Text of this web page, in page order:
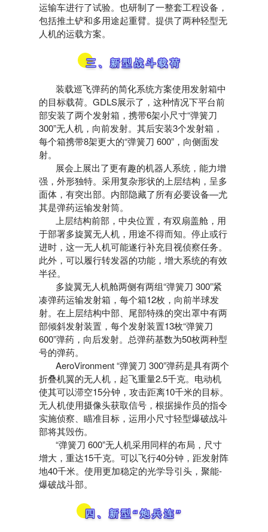
运输车进行了试验。也研制了一整套工程设备，
包括推土铲和多用途起重臂。提供了两种轻型无
人机的运载方案。
三、新型战斗载荷
装载巡飞弹药的简化系统方案使用发射箱中
的目标载荷。GDLS展示了，这种情况下平台前
部安装了两个发射箱，携带6架小尺寸“弹簧刀
300”无人机，向前发射。其后安装3个发射箱，
每个箱携带8架更大的“弹簧刀 600”，向侧面发
射。
展会上展出了更有趣的机器人系统，能力增
强，外形独特。采用复杂形状的上层结构，呈多
面体，有突出部。内部隐藏了所有必要设备—尤
其是弹药运输发射筒。
上层结构前部，中央位置，有双扇盖舱，用
于部署多旋翼无人机，用途不得而知。停止或行
进时，这一无人机可能遂行补充目视侦察任务。
此外，可以履行转发器的功能，增大系统的有效
半径。
多旋翼无人机舱两侧有两组“弹簧刀 300”紧
凑弹药运输发射箱，每个箱12枚，向前半球发
射。在上层结构中部、尾部特殊的突出罩中有两
部倾斜发射装置，每个发射装置13枚“弹簧刀
600”弹药，向后发射。总弹药基数为50枚两种型
号的弹药。
AeroVironment “弹簧刀 300”弹药是具有两个
折叠机翼的无人机，起飞重量2.5千克。电动机
使其可以滞空15分钟，攻击距离10千米的目标。
无人机使用摄像头获取信号，根据操作员的指令
实施侦察、瞄准目标，运用小尺寸轻型爆破战斗
部将其毁伤。
“弹簧刀 600”无人机采用同样的布局，尺寸
增大，重达15千克。可以飞行40分钟，距发射阵
地40千米。使用更加稳定的光学导引头，聚能-
爆破战斗部。
四、新型“炮兵连”